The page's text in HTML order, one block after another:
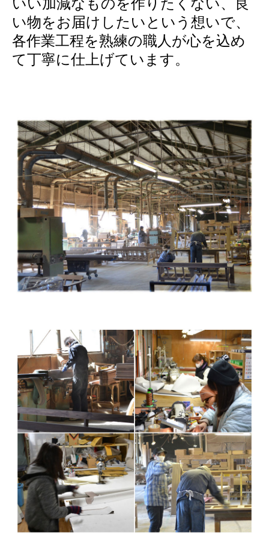
い物をお届けしたいという想いで、
各作業工程を熟練の職人が心を込め
て丁寧に仕上げています。